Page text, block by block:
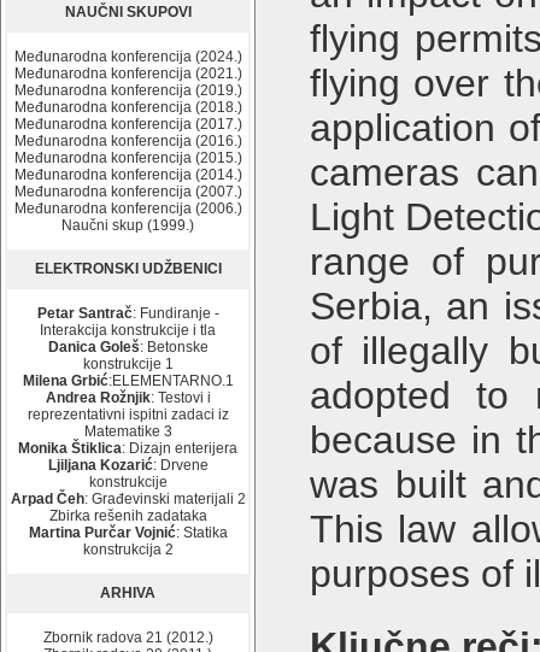
NAUČNI SKUPOVI
Međunarodna konferencija (2024.)
Međunarodna konferencija (2021.)
Međunarodna konferencija (2019.)
Međunarodna konferencija (2018.)
Međunarodna konferencija (2017.)
Međunarodna konferencija (2016.)
Međunarodna konferencija (2015.)
Međunarodna konferencija (2014.)
Međunarodna konferencija (2007.)
Međunarodna konferencija (2006.)
Naučni skup (1999.)
ELEKTRONSKI UDŽBENICI
Petar Santrač: Fundiranje -
Interakcija konstrukcije i tla
Danica Goleš: Betonske
konstrukcije 1
Milena Grbić:ELEMENTARNO.1
Andrea Rožnjik: Testovi i
reprezentativni ispitni zadaci iz
Matematike 3
Monika Štiklica: Dizajn enterijera
Ljiljana Kozarić: Drvene
konstrukcije
Arpad Čeh: Građevinski materijali 2
Zbirka rešenih zadataka
Martina Purčar Vojnić: Statika
konstrukcija 2
ARHIVA
Zbornik radova 21 (2012.)
flying
flying over
application
cameras
Light
range of
Serbia, an
of illegally
adopted to
because in
was built
This law
purposes of